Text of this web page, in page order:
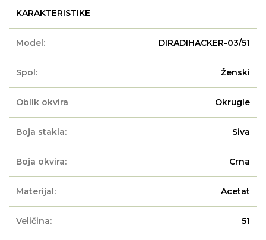
KARAKTERISTIKE
Model: DIRADIHACKER-03/51
Spol: Ženski
Oblik okvira Okrugle
Boja stakla: Siva
Boja okvira: Crna
Materijal: Acetat
Veličina: 51